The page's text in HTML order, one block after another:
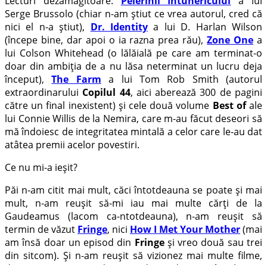
Serge Brussolo (chiar n-am știut ce vrea autorul, cred că
nici el n-a știut), Dr. Identity a lui D. Harlan Wilson
(începe bine, dar apoi o ia razna prea rău),Zone One a
lui Colson Whitehead (o lălăială pe care am terminat-o
doar din ambiția de a nu lăsa neterminat un lucru deja
început),The Farm a lui Tom Rob Smith (autorul
extraordinarului Copilul 44, aici aberează 300 de pagini
către un final inexistent) și cele două volume Best ofale
lui Connie Willis de la Nemira, care m-au făcut deseori să
mă îndoiesc de integritatea mintală a celor care le-au dat
atâtea premii acelor povestiri.
Ce nu mi-a ieșit?
Păi n-am citit mai mult, căci întotdeauna se poate și mai
mult, n-am reușit să-mi iau mai multe cărți de la
Gaudeamus (lacom ca-ntotdeauna), n-am reușit să
termin de văzut Fringe, nici How I Met Your Mother(mai
am însă doar un episod din Fringeși vreo două sau trei
din sitcom). Și n-am reușit să vizionez mai multe filme,